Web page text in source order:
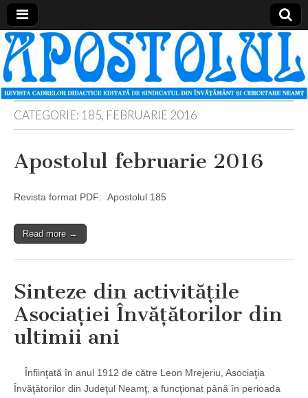
Apostolul
Revista
cadrelor
didactice
din
judetul
Neamt
CATEGORIE: 185, FEBRUARIE 2016
Apostolul februarie 2016
Revista format PDF: Apostolul 185
Read more →
Sinteze din activităţile
Asociaţiei Învăţătorilor din
ultimii ani
Înfiinţată în anul 1912 de către Leon Mrejeriu, Asociaţia
Învăţătorilor din Judeţul Neamţ, a funcţionat până în perioada